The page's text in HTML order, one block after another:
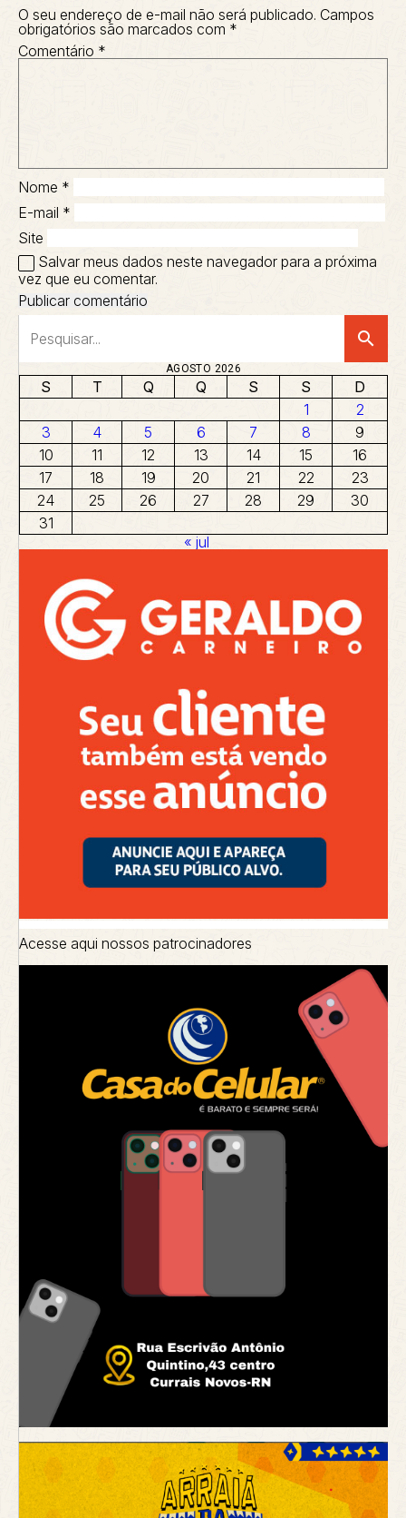
O seu endereço de e-mail não será publicado. Campos
obrigatórios são marcados com *
Comentário *
Nome *
E-mail *
Site
Salvar meus dados neste navegador para a próxima
vez que eu comentar.
search
AGOSTO 2026
S T Q Q S S
D
1
2
3
4 5 6 7 8
9
10
11 12 13 14 15
16
17
18 19 20 21 22
23
24
25 26 27 28 29
30
31
« jul
Acesse aqui nossos patrocinadores